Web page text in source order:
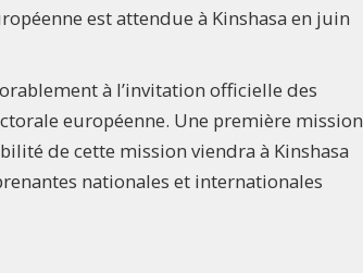
est attendue à Kinshasa en juin
à l’invitation officielle des
européenne. Une première mission
de cette mission viendra à Kinshasa
nationales et internationales